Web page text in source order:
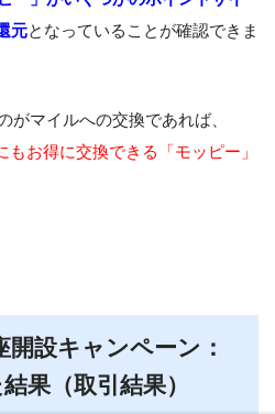
元となっていることが確認できま
がマイルへの交換であれば、
お得に交換できる「モッピー」
設キャンペーン：
果（取引結果）